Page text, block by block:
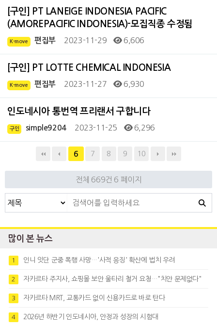
[구인] PT LANEIGE INDONESIA PACIFIC
(AMOREPACIFIC INDONESIA)-모집직종 수정됨
K-move 편집부 2023-11-29 6,606
[구인] PT LOTTE CHEMICAL INDONESIA
K-move 편집부 2023-11-27 6,930
인도네시아 통번역 프리랜서 구합니다
구인 simple9204 2023-11-25 6,296
6 7 8 9 10
전체 669건 6 페이지
많이 본 뉴스
1 인니 잇단 군중 폭행 사망…'사적 응징' 확산에 법치 우려
2 자카르타 주지사, 쇼핑몰 보안 울타리 철거 요청…"치안 문제없다"
3 자카르타 MRT, 교통카드 없이 신용카드로 바로 탄다
4 2026년 하반기 인도네시아, 안정과 성장의 시험대